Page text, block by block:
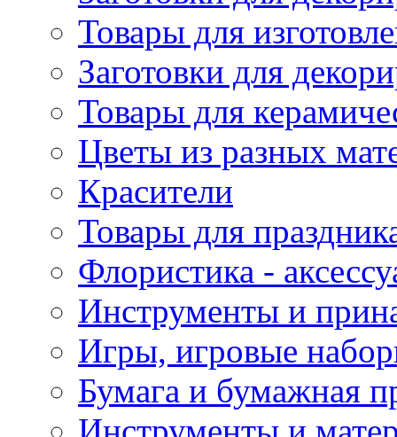
Товары для
Заготовки для
Товары для
Цветы из разных
Красители
Товары для
Флористика -
Инструменты и
Игры, игровые
Бумага и бумажная